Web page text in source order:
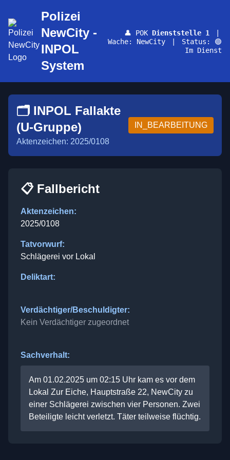
Polizei
NewCity -
INPOL
System
👤 POK Dienststelle 1
|
Wache: NewCity
|
Status: 🟢
Im Dienst
🗂️ INPOL Fallakte
(U-Gruppe)
Aktenzeichen: 2025/0108
IN_BEARBEITUNG
📋 Fallbericht
Aktenzeichen:
2025/0108
Tatvorwurf:
Schlägerei vor Lokal
Deliktart:
Verdächtiger/Beschuldigter:
Kein Verdächtiger zugeordnet
Sachverhalt:
Am 01.02.2025 um 02:15 Uhr kam es vor dem
Lokal Zur Eiche, Hauptstraße 22, NewCity zu
einer Schlägerei zwischen vier Personen. Zwei
Beteiligte leicht verletzt. Täter teilweise flüchtig.